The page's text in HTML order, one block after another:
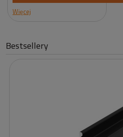
Więcej
Bestsellery